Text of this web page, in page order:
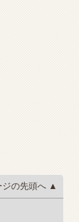
ジの先頭へ ▲